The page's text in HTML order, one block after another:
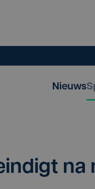
Nieuws